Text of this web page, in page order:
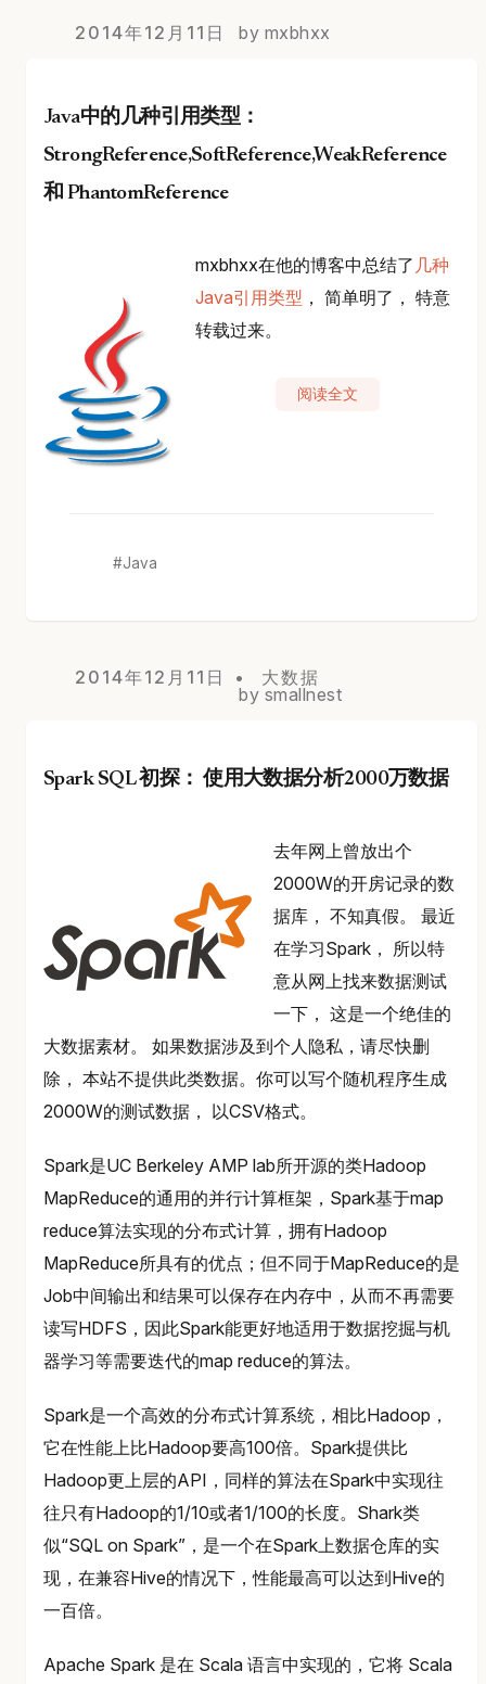
2014年12月11日 by mxbhxx
Java中的几种引用类型：
StrongReference,SoftReference,WeakReference
和 PhantomReference
mxbhxx在他的博客中总结了 几种
Java引用类型 ， 简单明了， 特意
转载过来。
阅读全文
Java
2014年12月11日
大数据
by smallnest
Spark SQL 初探： 使用大数据分析2000万数据
去年网上曾放出个
2000W的开房记录的数
据库， 不知真假。 最近
在学习Spark， 所以特
意从网上找来数据测试
一下， 这是一个绝佳的
大数据素材。 如果数据涉及到个人隐私，请尽快删
除， 本站不提供此类数据。你可以写个随机程序生成
2000W的测试数据， 以CSV格式。
Spark是UC Berkeley AMP lab所开源的类Hadoop
MapReduce的通用的并行计算框架，Spark基于map
reduce算法实现的分布式计算，拥有Hadoop
MapReduce所具有的优点；但不同于MapReduce的是
Job中间输出和结果可以保存在内存中，从而不再需要
读写HDFS，因此Spark能更好地适用于数据挖掘与机
器学习等需要迭代的map reduce的算法。
Spark是一个高效的分布式计算系统，相比Hadoop，
它在性能上比Hadoop要高100倍。Spark提供比
Hadoop更上层的API，同样的算法在Spark中实现往
往只有Hadoop的1/10或者1/100的长度。Shark类
似“SQL on Spark”，是一个在Spark上数据仓库的实
现，在兼容Hive的情况下，性能最高可以达到Hive的
一百倍。
Apache Spark 是在 Scala 语言中实现的，它将 Scala